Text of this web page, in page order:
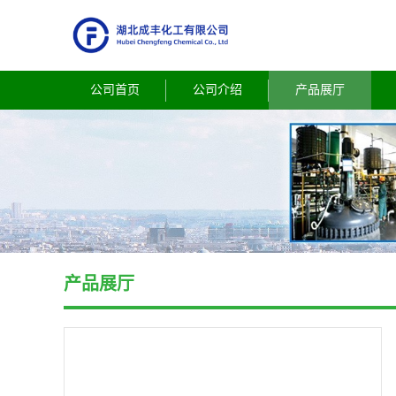
公司首页 公司介绍 产品展厅
产品展厅